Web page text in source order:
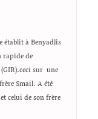
établit à Benyadjis
rapide de
sur une
Smail. A été
celui de son frère